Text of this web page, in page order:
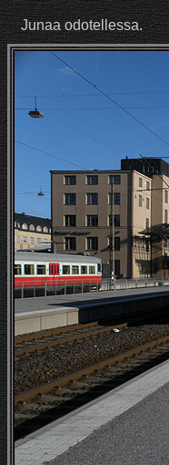
Junaa odotellessa.